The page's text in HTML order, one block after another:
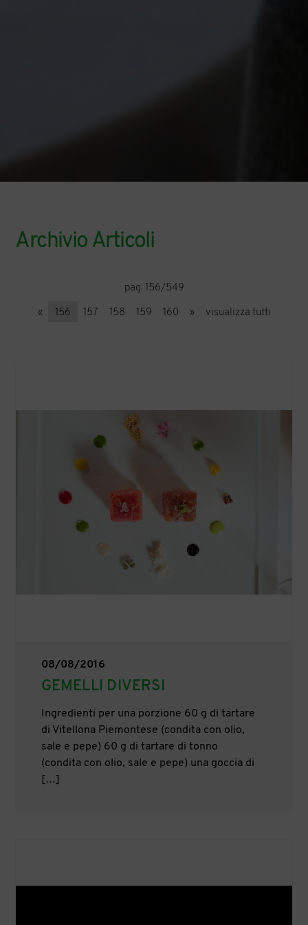
Archivio Articoli
pag. 156/549
« 156 157 158 159 160 » visualizza tutti
08/08/2016
GEMELLI DIVERSI
Ingredienti per una porzione 60 g di tartare
di Vitellona Piemontese (condita con olio,
sale e pepe) 60 g di tartare di tonno
(condita con olio, sale e pepe) una goccia di
[…]